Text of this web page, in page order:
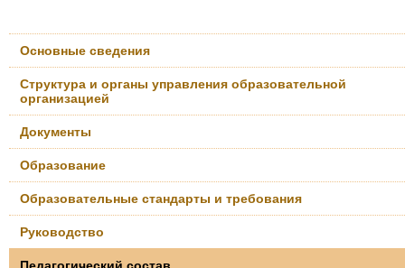
Основные сведения
Структура и органы управления образовательной
организацией
Документы
Образование
Образовательные стандарты и требования
Руководство
Педагогический состав